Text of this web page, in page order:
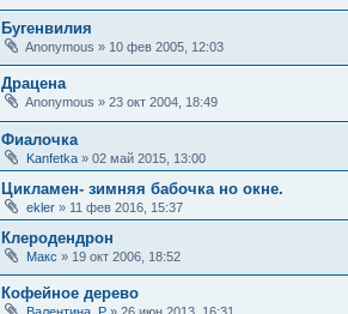
Бугенвилия
Anonymous » 10 фев 2005, 12:03
Драцена
Anonymous » 23 окт 2004, 18:49
Фиалочка
Kanfetka » 02 май 2015, 13:00
Цикламен- зимняя бабочка но окне.
ekler » 11 фев 2016, 15:37
Клеродендрон
Макс » 19 окт 2006, 18:52
Кофейное дерево